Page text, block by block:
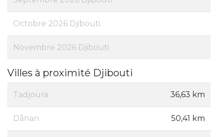
Octobre 2026 Djibouti
Novembre 2026 Djibouti
Villes à proximité Djibouti
Tadjoura 36,63 km
Dânan 50,41 km